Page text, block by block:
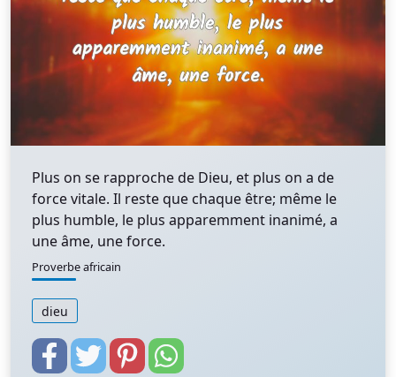
Plus on se rapproche de Dieu, et plus on a de
force vitale. Il reste que chaque être; même le
plus humble, le plus apparemment inanimé, a
une âme, une force.
Proverbe africain
dieu